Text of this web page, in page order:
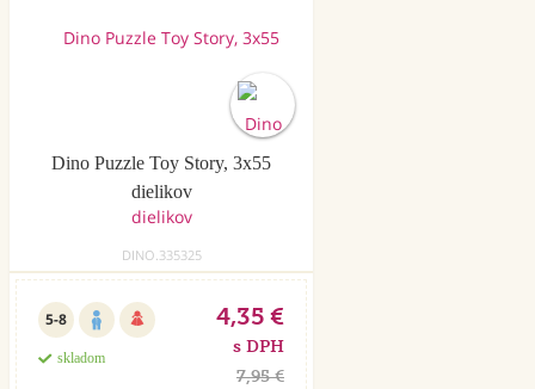
Dino Puzzle Toy Story, 3x55
dielikov
DINO.335325
5-8
skladom
4,35 €
s DPH
7,95 €